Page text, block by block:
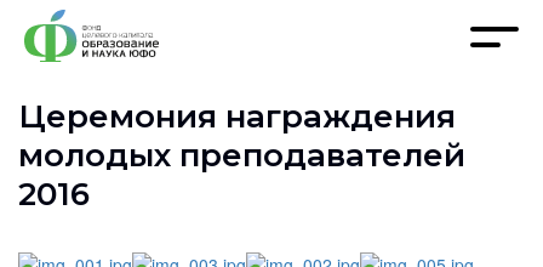
Церемония награждения
молодых преподавателей
2016